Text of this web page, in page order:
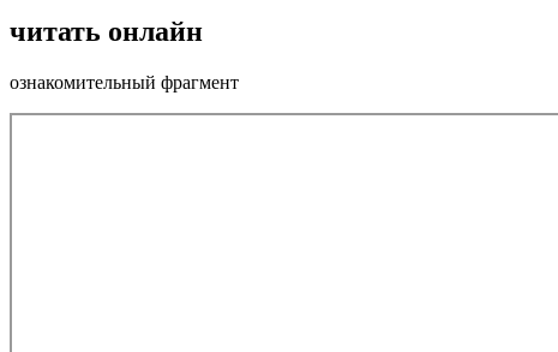
читать онлайн
ознакомительный фрагмент